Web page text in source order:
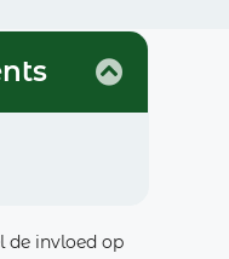
de invloed op